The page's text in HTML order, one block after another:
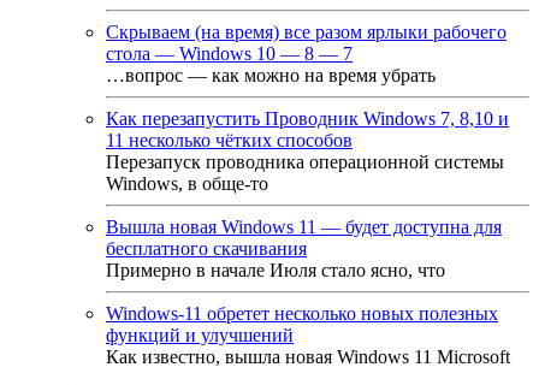
Скрываем (на время) все разом ярлыки рабочего
стола — Windows 10 — 8 — 7
…вопрос — как можно на время убрать
Как перезапустить Проводник Windows 7, 8,10 и
11 несколько чётких способов
Перезапуск проводника операционной системы
Windows, в обще-то
Вышла новая Windows 11 — будет доступна для
бесплатного скачивания
Примерно в начале Июля стало ясно, что
Windows-11 обретет несколько новых полезных
функций и улучшений
Как известно, вышла новая Windows 11 Microsoft